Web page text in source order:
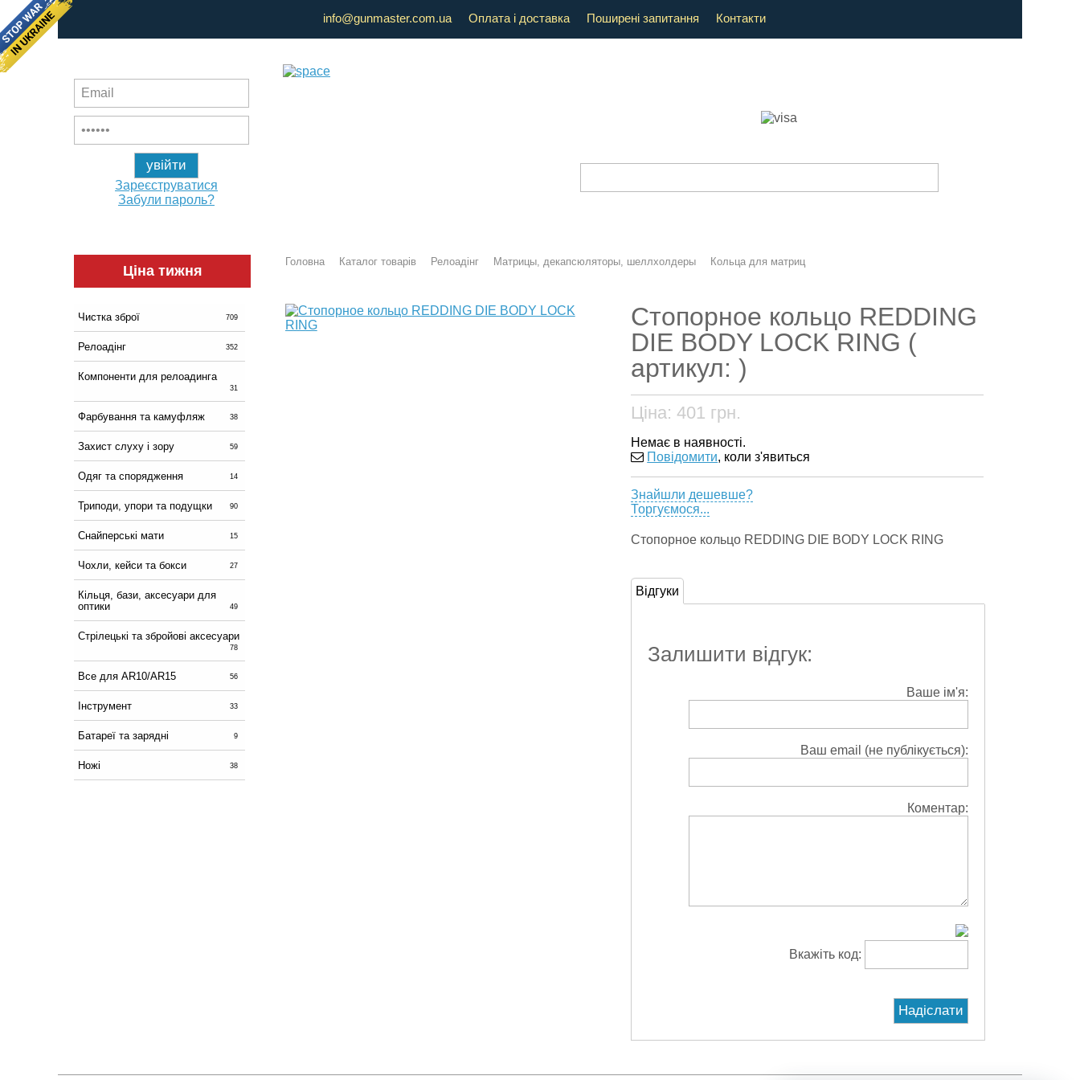
info@gunmaster.com.ua Оплата і доставка Поширені запитання Контакти
Зареєструватися
Забули пароль?
Ціна тижня
Чистка зброї 709
Релоадінг 352
Компоненти для релоадинга
31
Фарбування та камуфляж 38
Захист слуху і зору 59
Одяг та спорядження 14
Триподи, упори та подущки 90
Снайперські мати 15
Чохли, кейси та бокси 27
Кільця, бази, аксесуари для
оптики
49
Стрілецькі та збройові аксесуари
78
Все для AR10/AR15 56
Інструмент 33
Батареї та зарядні 9
Ножі 38
Головна Каталог товарів Релоадінг Матрицы, декапсюляторы, шеллхолдеры Кольца для матриц
Стопорное кольцо REDDING
DIE BODY LOCK RING (
артикул: )
Ціна:401 грн.
Немає в наявності.
Повідомити, коли з'явиться
Знайшли дешевше?
Торгуємося...
Стопорное кольцо REDDING DIE BODY LOCK RING
Відгуки
Залишити відгук:
Ваше ім'я:
Ваш email (не публікується):
Коментар:
Вкажіть код: